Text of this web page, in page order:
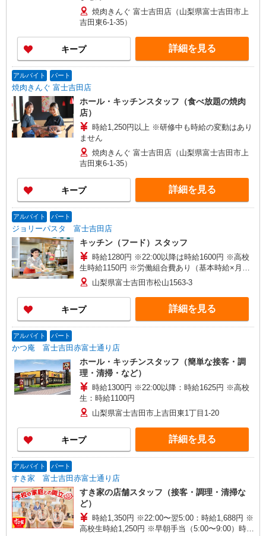
焼肉きんぐ 富士吉田店（山梨県富士吉田市上
吉田東6-1-35）
キープ 詳細を見る
アルバイト パート
焼肉きんぐ 富士吉田店
ホール・キッチンスタッフ（食べ放題の焼肉
店）
時給1,250円以上 ※研修中も時給の変動はあり
ません
焼肉きんぐ 富士吉田店（山梨県富士吉田市上
吉田東6-1-35）
キープ 詳細を見る
アルバイト パート
ジョリーパスタ 富士吉田店
キッチン（フード）スタッフ
時給1280円 ※22:00以降は時給1600円 ※高校
生時給1150円 ※労働組合費あり（基本時給×月間
時間数×1.8％） ■土日・祝手当 土日・祝は時給＋
50円
山梨県富士吉田市松山1563-3
キープ 詳細を見る
アルバイト パート
かつ庵 富士吉田赤富士通り店
ホール・キッチンスタッフ（簡単な接客・調
理・清掃・など）
時給1300円 ※22:00以降：時給1625円 ※高校
生：時給1100円
山梨県富士吉田市上吉田東1丁目1-20
キープ 詳細を見る
アルバイト パート
すき家 富士吉田赤富士通り店
すき家の店舗スタッフ（接客・調理・清掃な
ど）
時給1,350円 ※22:00〜翌5:00：時給1,688円 ※
高校生時給1,250円 ※早朝手当（5:00〜9:00）時給